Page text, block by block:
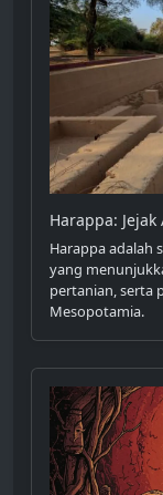
Harappa:
Harappa adalah
yang
pertanian, serta
Mesopotamia.